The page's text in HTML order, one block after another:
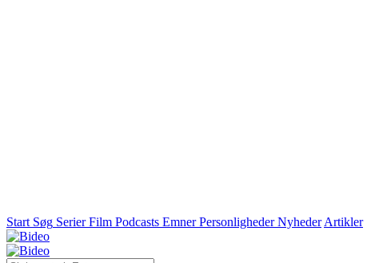
Start Søg Serier Film Podcasts Emner Personligheder Nyheder Artikler